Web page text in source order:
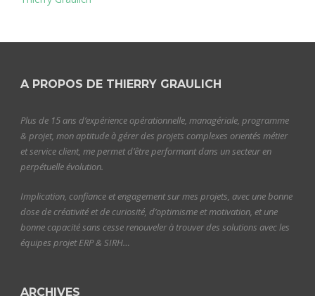
A PROPOS DE THIERRY GRAULICH
Plus de 15 ans d’expérience opérationnelle, managériale, programme
& projet, mon aptitude à gérer des projets complexes orientés métier
et service client, me permet d’être performant dans un secteur en
perpétuelle évolution.
Implication, confiance et engagement sur mes projets, avec une bonne
dose de créativité et de curiosité, d’optimisme et motivation, et une
bonne capacité sans cesse renouveler à trouver des solutions avec les
équipes projet ERP & SIRH…
ARCHIVES